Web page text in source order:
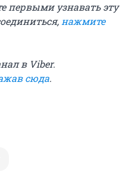
первыми узнавать эту
нажмите
в Viber.
сюда.